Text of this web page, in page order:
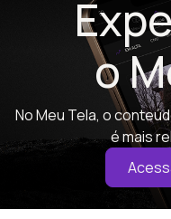
o
No Meu Tela, o
é mais